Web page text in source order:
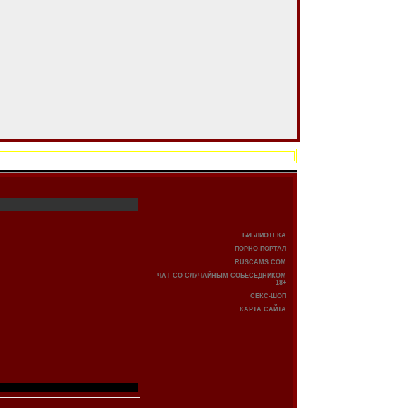
БИБЛИОТЕКА
ПОРНО-ПОРТАЛ
RUSCAMS.COM
ЧАТ СО СЛУЧАЙНЫМ СОБЕСЕДНИКОМ
18+
СЕКС-ШОП
КАРТА САЙТА